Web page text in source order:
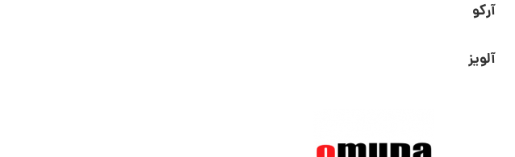
آرکو
آلویز